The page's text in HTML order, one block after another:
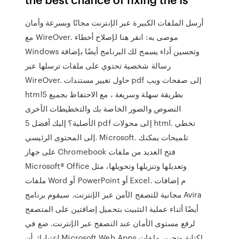
أرسل الملفات الكبيرة عبر الإنترنت مجانًا وبسرعة وأمان
مع WireOver. موصى به: انقر هنا لإصلاح أخطاء
Windows وتحسين أداء يسمح لك البرنامج أيضًا بإضافة
رسالة شخصية تحتوي على ملفات ترسلها عبر
WireOver. حاول تغيير مستندات pdf إلى صفحات ويب
html5 بطريقة سهلة وسريعة ، مع الاحتفاظ بجميع
النصوص والصور الخاصة بك والتخطيطات الأخرى
الأصلية؟ إليك أفضل 5 pdf إلى محولات html. تخطي
إلى المحتوى الرئيسي. Microsoft. تلميحات يمكنك
على جهاز Chromebook فتح العديد من ملفات
Microsoft® Office وتعديلها وتنزيلها وتحويلها، مثل
ملفات Word أو PowerPoint أو Excel. م إضافات
مجانية للتصفح الآمن عبر الإنترنت. سيقوم برنامج Avira
أيضًا أثناء عملية التثبيت بتحميل إضافتين على المتصفح
لرفع مستوى الأمان عند التصفح عبر الإنترنت. ضع في